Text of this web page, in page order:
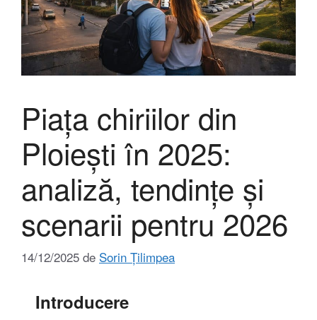
Piața chiriilor din
Ploiești în 2025:
analiză, tendințe și
scenarii pentru 2026
14/12/2025 de Sorin Țilimpea
Introducere